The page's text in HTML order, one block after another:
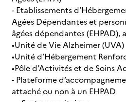
- Etablissements
Agées Dépendantes et
âgées dépendantes (EHPAD),
•Unité de Vie Alzheimer (UVA)
•Unité d’Hébergement
•Pôle d’Activités et de Soins
- Plateforme
attaché ou non à un EHPAD